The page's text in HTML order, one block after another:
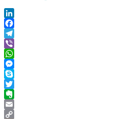
LinkedIn
Facebook
Telegram
Viber
WhatsApp
Messenger
Skype
Twitter
Evernote
Email